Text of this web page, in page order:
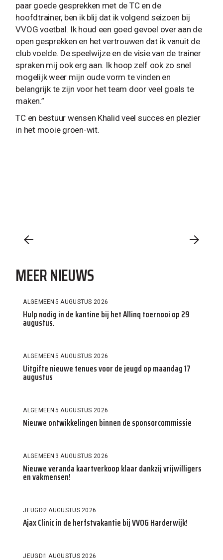
paar goede gesprekken met de TC en de
hoofdtrainer, ben ik blij dat ik volgend seizoen bij
VVOG voetbal. Ik houd een goed gevoel over aan de
open gesprekken en het vertrouwen dat ik vanuit de
club voelde. De speelwijze en de visie van de trainer
spraken mij ook erg aan. Ik hoop zelf ook zo snel
mogelijk weer mijn oude vorm te vinden en
belangrijk te zijn voor het team door veel goals te
maken.”
TC en bestuur wensen Khalid veel succes en plezier
in het mooie groen-wit.
MEER NIEUWS
ALGEMEEN5 AUGUSTUS 2026
Hulp nodig in de kantine bij het Allinq toernooi op 29
augustus.
ALGEMEEN5 AUGUSTUS 2026
Uitgifte nieuwe tenues voor de jeugd op maandag 17
augustus
ALGEMEEN5 AUGUSTUS 2026
Nieuwe ontwikkelingen binnen de sponsorcommissie
ALGEMEEN3 AUGUSTUS 2026
Nieuwe veranda kaartverkoop klaar dankzij vrijwilligers
en vakmensen!
JEUGD2 AUGUSTUS 2026
Ajax Clinic in de herfstvakantie bij VVOG Harderwijk!
JEUGD1 AUGUSTUS 2026